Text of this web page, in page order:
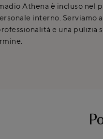
Athena è incluso nel
interno. Serviamo
e una pulizia